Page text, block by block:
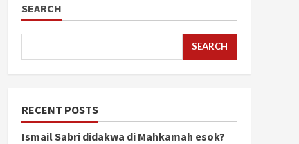
SEARCH
SEARCH
RECENT POSTS
Ismail Sabri didakwa di Mahkamah esok?